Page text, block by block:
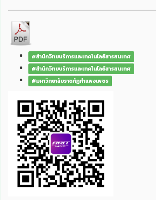
#สำนักวิทยบริการและเทคโนโลยีสารสนเทศ
#สำนักวิทยบริการและเทคโนโลยีสารสนเทศ
#มหาวิทยาลัยราชภัฏกำแพงเพชร